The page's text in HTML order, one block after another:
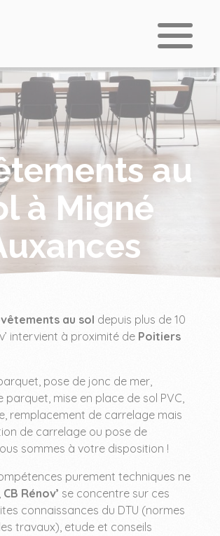
au
à Migné
au sol depuis plus de 10
intervient à proximité de Poitiers
pose de jonc de mer,
parquet, mise en place de sol PVC,
remplacement de carrelage mais
de carrelage ou pose de
sommes à votre disposition !
purement techniques ne
CB Rénov’ se concentre sur ces
connaissances du DTU (normes
travaux), etude et conseils